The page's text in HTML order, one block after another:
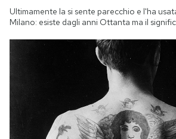
Ultimamente la si sente parecchio e l'ha
Milano: esiste dagli anni Ottanta ma il